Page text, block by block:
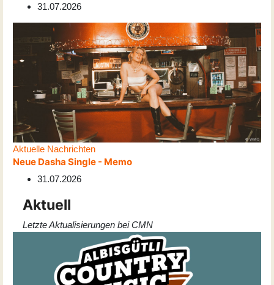
31.07.2026
Aktuelle Nachrichten
Neue Dasha Single - Memo
31.07.2026
Aktuell
Letzte Aktualisierungen bei CMN